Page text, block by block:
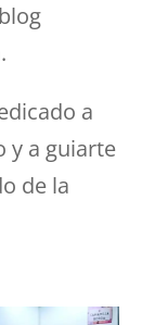
a
y a guiarte
de la